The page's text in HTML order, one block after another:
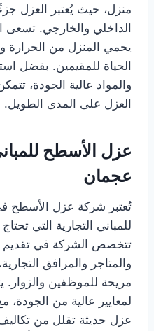
منزل، حيث يُعتبر العزل
الداخلي والخارجي. تسعى
يحمي المنزل من الحرارة
الحياة للمقيمين. بفضل
والمواد عالية الجودة،
العزل على المدى الطويل.
عزل الأسطح
عجمان
تُعتبر شركة عزل الأسطح
للمباني التجارية التي
تتخصص الشركة في تقديم
والمتاجر والمرافق
مريحة للموظفين والزوار.
لمعايير عالية من الجودة،
عزل حديثة تقلل من